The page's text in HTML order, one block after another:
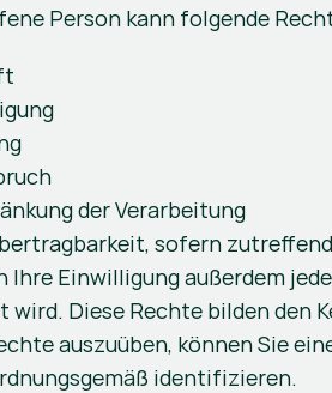
Person kann folgende
der Verarbeitung
sofern zutreffend
Ihre Einwilligung außerdem
Diese Rechte bilden den
auszuüben, können Sie
identifizieren.